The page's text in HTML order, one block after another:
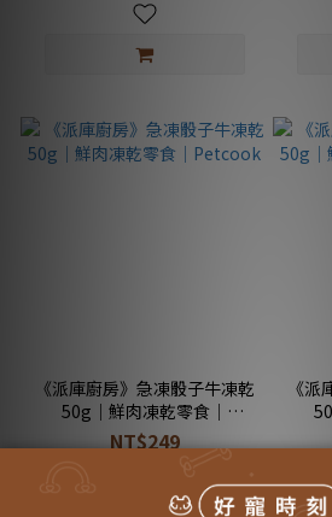
《派庫廚房》急凍骰子牛凍乾
50g｜鮮肉凍乾零食｜
Petcook
NT$249
《